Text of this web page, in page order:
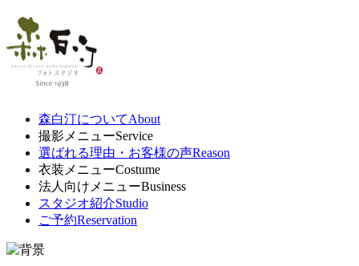
森白汀についてAbout
撮影メニューService
選ばれる理由・お客様の声Reason
衣装メニューCostume
法人向けメニューBusiness
スタジオ紹介Studio
ご予約Reservation